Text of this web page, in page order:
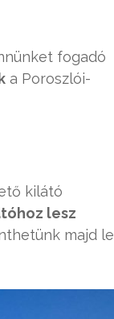
fogadó
a Poroszlói-
kilátó
lesz
majd le